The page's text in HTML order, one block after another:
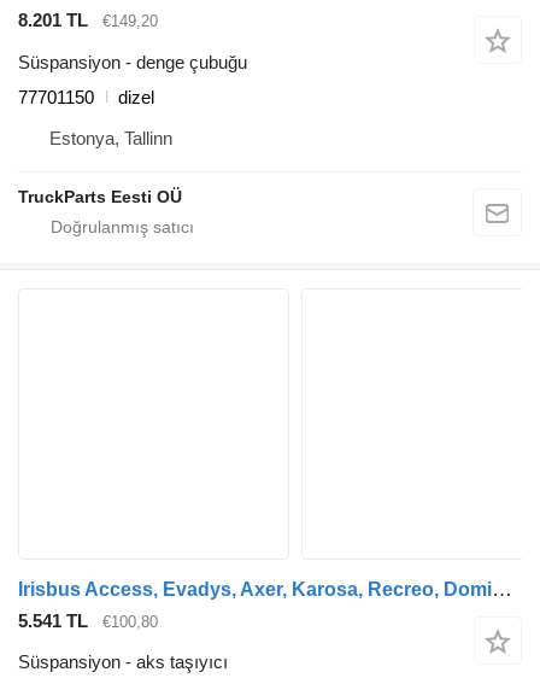
8.201 TL €149,20
Süspansiyon - denge çubuğu
77701150
dizel
Estonya, Tallinn
TruckParts Eesti OÜ
Irisbus Access, Evadys, Axer, Karosa, Recreo, Domino, Agora, Citelis, Eurorider (1999-) otobüs için Irisbus CITELIS (01.05-) 5006172081 aks taşıyıcı
5.541 TL €100,80
Süspansiyon - aks taşıyıcı